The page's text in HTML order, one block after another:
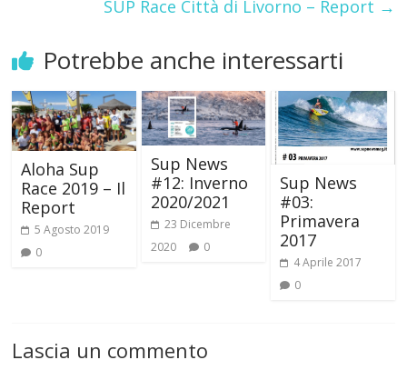
SUP Race Città di Livorno – Report →
Potrebbe anche interessarti
Aloha Sup
Race 2019 – Il
Report
5 Agosto 2019
0
Sup News
#12: Inverno
2020/2021
23 Dicembre
2020
0
Sup News
#03:
Primavera
2017
4 Aprile 2017
0
Lascia un commento